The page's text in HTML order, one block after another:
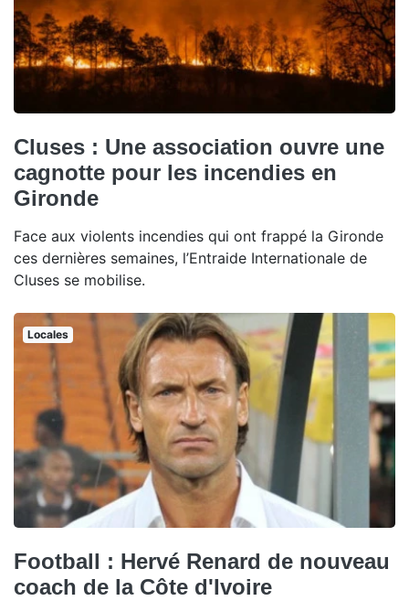
Cluses : Une association ouvre une
cagnotte pour les incendies en
Gironde
Face aux violents incendies qui ont frappé la Gironde
ces dernières semaines, l’Entraide Internationale de
Cluses se mobilise.
Locales
Football : Hervé Renard de nouveau
coach de la Côte d'Ivoire